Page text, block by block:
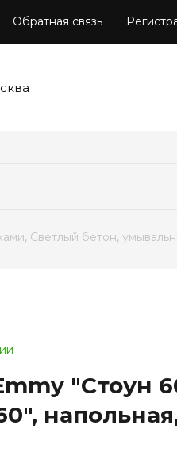
Обратная связь
Светлый бетон,
"Стоун